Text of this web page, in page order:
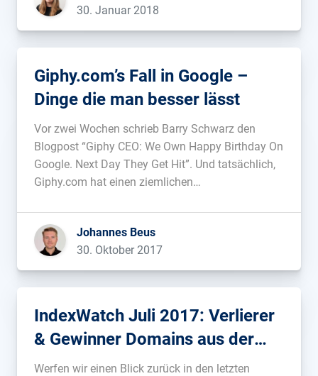
30. Januar 2018
Giphy.com’s Fall in Google –
Dinge die man besser lässt
Vor zwei Wochen schrieb Barry Schwarz den
Blogpost “Giphy CEO: We Own Happy Birthday On
Google. Next Day They Get Hit”. Und tatsächlich,
Giphy.com hat einen ziemlichen
Sichtbarkeit im Vereinten Königreich, 84% in den
USA, 87% in Frankreich, 88% in Italien, 83% in
Deutschland und 85% […]...
Johannes Beus
30. Oktober 2017
IndexWatch Juli 2017: Verlierer
& Gewinner Domains aus der
Schweiz
Werfen wir einen Blick zurück in den letzten